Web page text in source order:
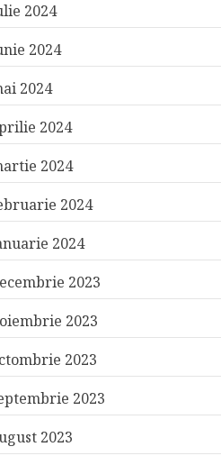
2024
2024
2024
2024
2024
2024
2024
2023
2023
2023
2023
2023